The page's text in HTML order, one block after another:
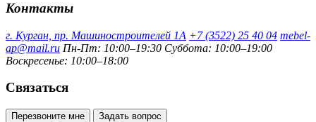
Контакты
г. Курган, пр. Машиностроителей 1А +7 (3522) 25 40 04 mebel-
ap@mail.ru Пн-Пт: 10:00–19:30 Суббота: 10:00–19:00
Воскресенье: 10:00–18:00
Связаться
Перезвоните мне
Задать вопрос